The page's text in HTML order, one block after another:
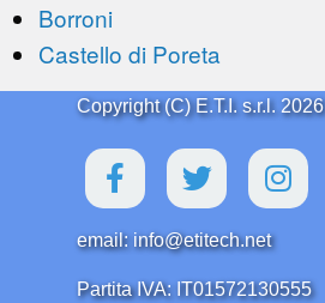
Borroni
Castello di Poreta
Copyright (C) E.T.I. s.r.l. 2026
email: info@etitech.net
Partita IVA: IT01572130555